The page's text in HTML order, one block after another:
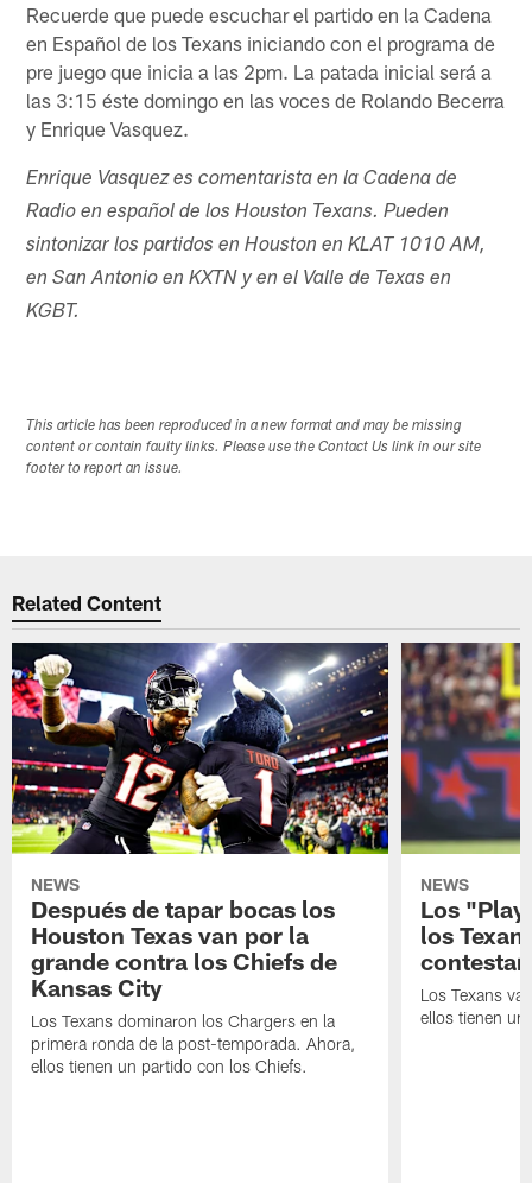
Recuerde que puede escuchar el partido en la Cadena
en Español de los Texans iniciando con el programa de
pre juego que inicia a las 2pm. La patada inicial será a
las 3:15 éste domingo en las voces de Rolando Becerra
y Enrique Vasquez.
Enrique Vasquez es comentarista en la Cadena de
Radio en español de los Houston Texans. Pueden
sintonizar los partidos en Houston en KLAT 1010 AM,
en San Antonio en KXTN y en el Valle de Texas en
KGBT.
This article has been reproduced in a new format and may be missing
content or contain faulty links. Please use the Contact Us link in our site
footer to report an issue.
Related Content
NEWS
Después de tapar bocas los
Houston Texas van por la
grande contra los Chiefs de
Kansas City
Los Texans dominaron los Chargers en la
primera ronda de la post-temporada. Ahora,
ellos tienen un partido con los Chiefs.
NEWS
Los
los
contestar
Los Texans
ellos tienen un